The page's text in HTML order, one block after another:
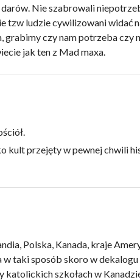
Nie szabrowali
tzw ludzie cywilizowani widać
czy nam potrzeba czy
jak ten z Mad maxa.
kult przejęty w pewnej chwili
Polska, Kanada, kraje
taki sposób skoro w
szkołach w